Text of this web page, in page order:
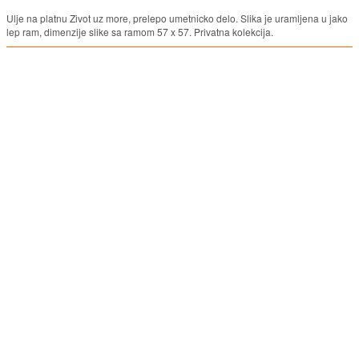
Ulje na platnu Zivot uz more, prelepo umetnicko delo. Slika je uramljena u jako
lep ram, dimenzije slike sa ramom 57 x 57. Privatna kolekcija.